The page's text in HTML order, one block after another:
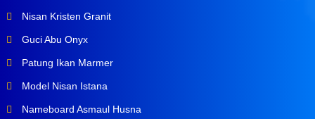
Nisan Kristen Granit
Guci Abu Onyx
Patung Ikan Marmer
Model Nisan Istana
Nameboard Asmaul Husna